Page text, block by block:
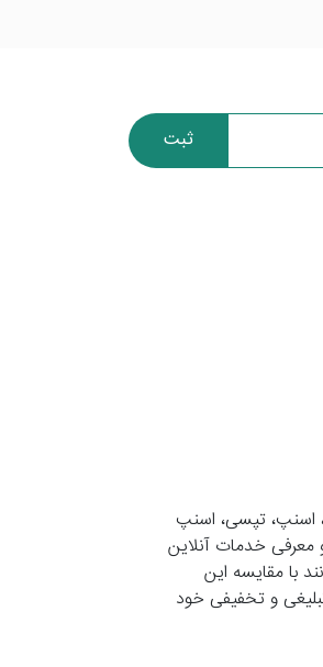
ثبت
اسنپ، تپسی، اسنپ
معرفی خدمات آنلاین
با مقایسه این
و تخفیفی خود